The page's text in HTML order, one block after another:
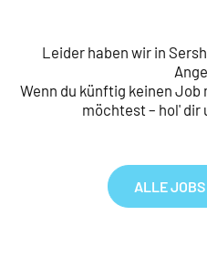
Leider haben wir in
Wenn du künftig keinen Job
möchtest – hol' dir
ALLE